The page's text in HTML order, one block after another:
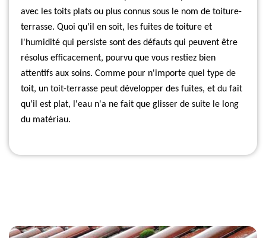
avec les toits plats ou plus connus sous le nom de toiture-
terrasse. Quoi qu’il en soit, les fuites de toiture et
l'humidité qui persiste sont des défauts qui peuvent être
résolus efficacement, pourvu que vous restiez bien
attentifs aux soins. Comme pour n'importe quel type de
toit, un toit-terrasse peut développer des fuites, et du fait
qu’il est plat, l'eau n'a ne fait que glisser de suite le long
du matériau.